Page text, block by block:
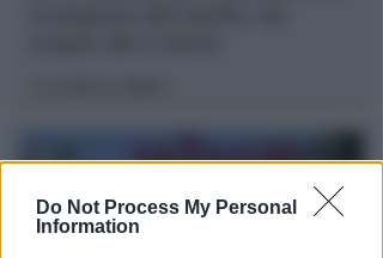
Do Not Process My Personal
Information